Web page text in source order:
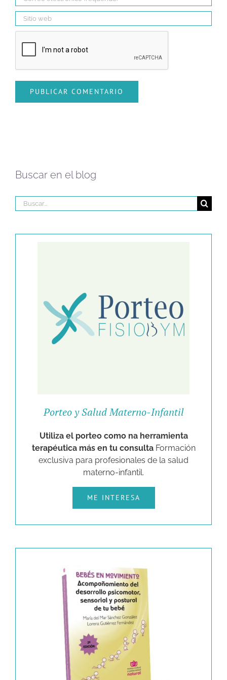
Buscar en el blog
Porteo y Salud Materno-Infantil
Utiliza el porteo como na herramienta
terapéutica más en tu consulta Formación
exclusiva para profesionales de la salud
materno-infantil.
ME INTERESA